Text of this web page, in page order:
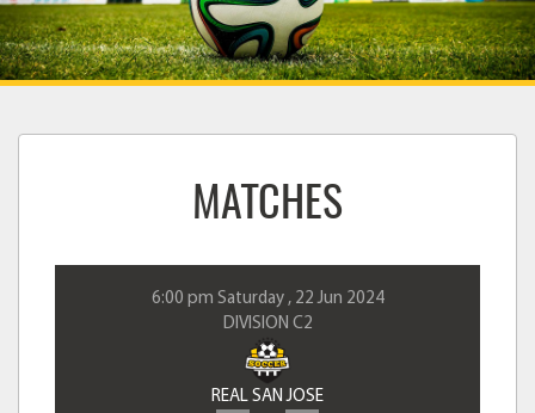
MATCHES
6:00 pm Saturday , 22 Jun 2024
DIVISION C2
REAL SAN JOSE